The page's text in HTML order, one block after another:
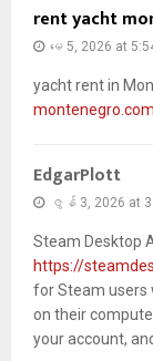
rent yacht
မေ 5, 2026 at
yacht rent in
montenegro.com
EdgarPlott
ဇွန် 3, 2026 at
Steam Desktop
https://
for Steam users
on their
your account,